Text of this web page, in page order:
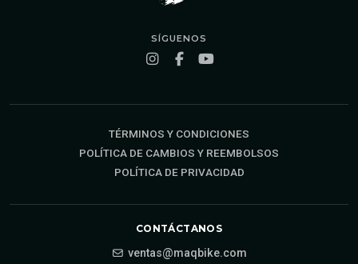
SÍGUENOS
TÉRMINOS Y CONDICIONES
POLÍTICA DE CAMBIOS Y REEMBOLSOS
POLÍTICA DE PRIVACIDAD
CONTÁCTANOS
ventas@maqbike.com